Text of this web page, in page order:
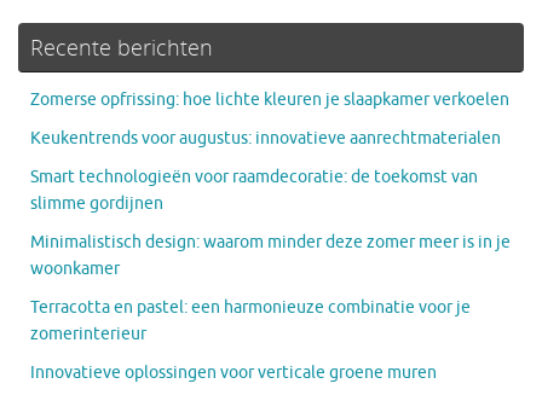
Recente berichten
Zomerse opfrissing: hoe lichte kleuren je slaapkamer verkoelen
Keukentrends voor augustus: innovatieve aanrechtmaterialen
Smart technologieën voor raamdecoratie: de toekomst van
slimme gordijnen
Minimalistisch design: waarom minder deze zomer meer is in je
woonkamer
Terracotta en pastel: een harmonieuze combinatie voor je
zomerinterieur
Innovatieve oplossingen voor verticale groene muren